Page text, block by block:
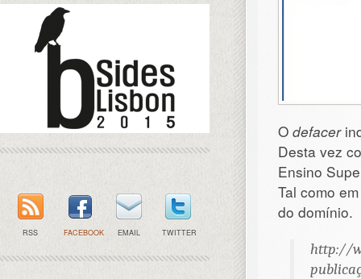
O defacer
Desta vez
Ensino
Tal como
do domínio.
http://
RSS FACEBOOK EMAIL TWITTER